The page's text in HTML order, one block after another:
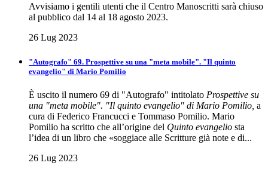
Avvisiamo i gentili utenti che il Centro Manoscritti sarà chiuso
al pubblico dal 14 al 18 agosto 2023.
26 Lug 2023
"Autografo" 69. Prospettive su una "meta mobile". "Il quinto
evangelio" di Mario Pomilio
È uscito il numero 69 di "Autografo" intitolato Prospettive su
una "meta mobile". "Il quinto evangelio" di Mario Pomilio, a
cura di Federico Francucci e Tommaso Pomilio. Mario
Pomilio ha scritto che all’origine del Quinto evangelio sta
l’idea di un libro che «soggiace alle Scritture già note e di...
26 Lug 2023